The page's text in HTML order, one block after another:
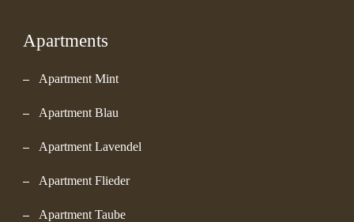
Apartments
Apartment Mint
Apartment Blau
Apartment Lavendel
Apartment Flieder
Apartment Taube